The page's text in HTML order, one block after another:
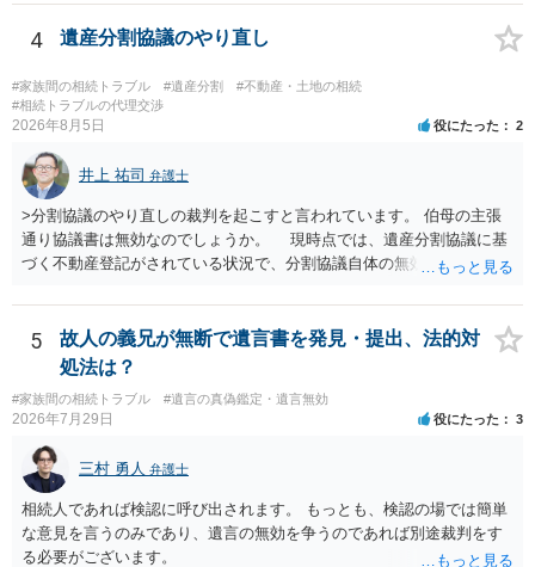
4 遺産分割協議のやり直し
#家族間の相続トラブル #遺産分割
#不動産・土地の相続
#相続トラブルの代理交渉
2026年8月5日 役にたった 2
井上 祐司 弁護士
>分割協議のやり直しの裁判を起こすと言われています。 伯母の主張
通り協議書は無効なのでしょうか。 現時点では、遺産分割協議に基
づく不動産登記がされている状況で、分割協議自体の無効を裁判所が
方の訴訟の主張及び立証次第ですが、 ・御祖母様の認知能力に関する
医師の意見書、筆跡鑑定 が提出されればその効力が否定される可能性
はありますが、 ・伯母様自身が分割協議に加わっていること ・御祖母
様の意に反する遺産分割協議を行う実益が誰にあったかの立証が困難
であること からすると、実際に遺産分割協議の効力が否定される可能
性はそれほど高くない（立証のハードルは非常に高い）ということが
言えると思います。
5
故人の義兄が無断で遺言書を発見・提出、法的対
処法は？
#家族間の相続トラブル #遺言の真偽鑑定・遺言無効
2026年7月29日 役にたった 3
三村 勇人 弁護士
相続人であれば検認に呼び出されます。 もっとも、検認の場では簡単
な意見を言うのみであり、遺言の無効を争うのであれば別途裁判をす
る必要がございます。